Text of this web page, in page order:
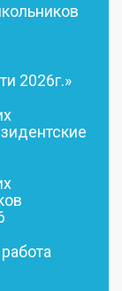
2026г.»